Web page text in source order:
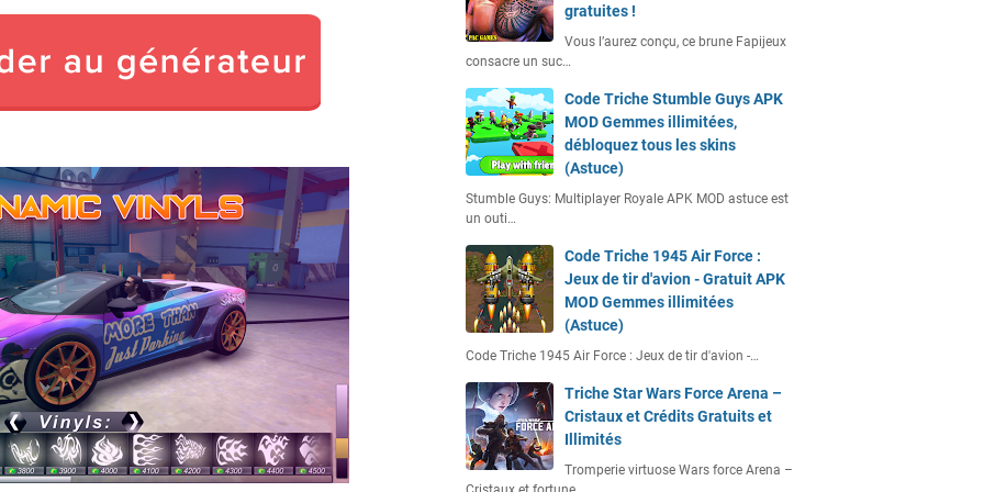
gratuites !
Vous l’aurez conçu, ce brune Fapijeux
consacre un suc…
Code Triche Stumble Guys APK
MOD Gemmes illimitées,
débloquez tous les skins
(Astuce)
Stumble Guys: Multiplayer Royale APK MOD astuce est
un outi…
Code Triche 1945 Air Force :
Jeux de tir d'avion - Gratuit APK
MOD Gemmes illimitées
(Astuce)
Code Triche 1945 Air Force : Jeux de tir d'avion -…
Triche Star Wars Force Arena –
Cristaux et Crédits Gratuits et
Illimités
Tromperie virtuose Wars force Arena –